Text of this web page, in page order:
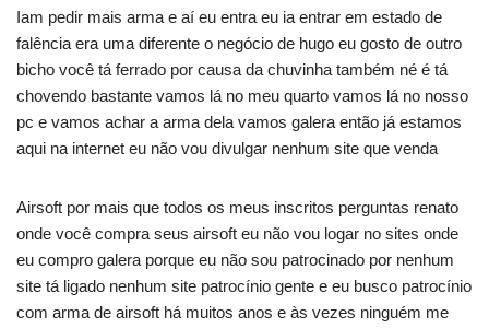
Iam pedir mais arma e aí eu entra eu ia entrar em estado de
falência era uma diferente o negócio de hugo eu gosto de outro
bicho você tá ferrado por causa da chuvinha também né é tá
chovendo bastante vamos lá no meu quarto vamos lá no nosso
pc e vamos achar a arma dela vamos galera então já estamos
aqui na internet eu não vou divulgar nenhum site que venda
Airsoft por mais que todos os meus inscritos perguntas renato
onde você compra seus airsoft eu não vou logar no sites onde
eu compro galera porque eu não sou patrocinado por nenhum
site tá ligado nenhum site patrocínio gente e eu busco patrocínio
com arma de airsoft há muitos anos e às vezes ninguém me